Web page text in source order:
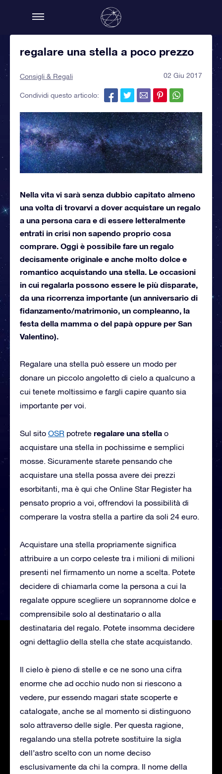
regalare una stella a poco prezzo
Consigli & Regali 02 Giu 2017
Condividi questo articolo:
Nella vita vi sarà senza dubbio capitato almeno
una volta di trovarvi a dover acquistare un regalo
a una persona cara e di essere letteralmente
entrati in crisi non sapendo proprio cosa
comprare. Oggi è possibile fare un regalo
decisamente originale e anche molto dolce e
romantico acquistando una stella. Le occasioni
in cui regalarla possono essere le più disparate,
da una ricorrenza importante (un anniversario di
fidanzamento/matrimonio, un compleanno, la
festa della mamma o del papà oppure per San
Valentino).
Regalare una stella può essere un modo per
donare un piccolo angoletto di cielo a qualcuno a
cui tenete moltissimo e fargli capire quanto sia
importante per voi.
Sul sito OSR potrete regalare una stella o
acquistare una stella in pochissime e semplici
mosse. Sicuramente starete pensando che
acquistare una stella possa avere dei prezzi
esorbitanti, ma è qui che Online Star Register ha
pensato proprio a voi, offrendovi la possibilità di
comperare la vostra stella a partire da soli 24 euro.
Acquistare una stella propriamente significa
attribuire a un corpo celeste tra i milioni di milioni
presenti nel firmamento un nome a scelta. Potete
decidere di chiamarla come la persona a cui la
regalate oppure scegliere un soprannome dolce e
comprensibile solo al destinatario o alla
destinataria del regalo. Potete insomma decidere
ogni dettaglio della stella che state acquistando.
Il cielo è pieno di stelle e ce ne sono una cifra
enorme che ad occhio nudo non si riescono a
vedere, pur essendo magari state scoperte e
catalogate, anche se al momento si distinguono
solo attraverso delle sigle. Per questa ragione,
regalando una stella potrete sostituire la sigla
dell’astro scelto con un nome deciso
esclusivamente da chi la compra. Il nome della